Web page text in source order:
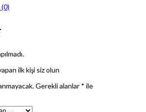
ilk kişi siz olun
Gerekli alanlar * ile